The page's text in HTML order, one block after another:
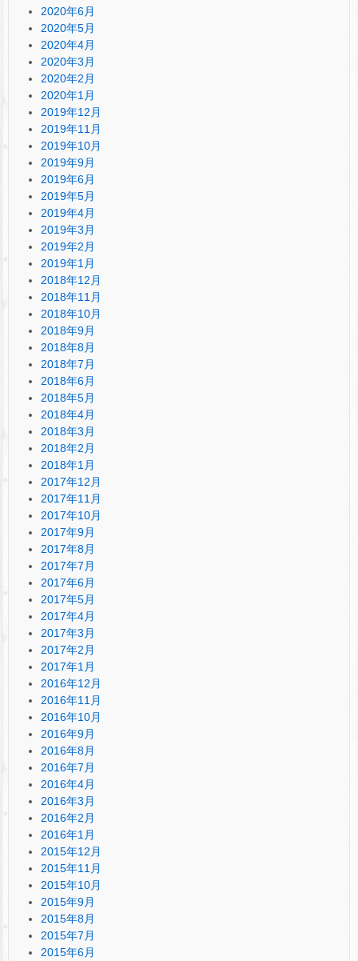
2020年6月
2020年5月
2020年4月
2020年3月
2020年2月
2020年1月
2019年12月
2019年11月
2019年10月
2019年9月
2019年6月
2019年5月
2019年4月
2019年3月
2019年2月
2019年1月
2018年12月
2018年11月
2018年10月
2018年9月
2018年8月
2018年7月
2018年6月
2018年5月
2018年4月
2018年3月
2018年2月
2018年1月
2017年12月
2017年11月
2017年10月
2017年9月
2017年8月
2017年7月
2017年6月
2017年5月
2017年4月
2017年3月
2017年2月
2017年1月
2016年12月
2016年11月
2016年10月
2016年9月
2016年8月
2016年7月
2016年4月
2016年3月
2016年2月
2016年1月
2015年12月
2015年11月
2015年10月
2015年9月
2015年8月
2015年7月
2015年6月